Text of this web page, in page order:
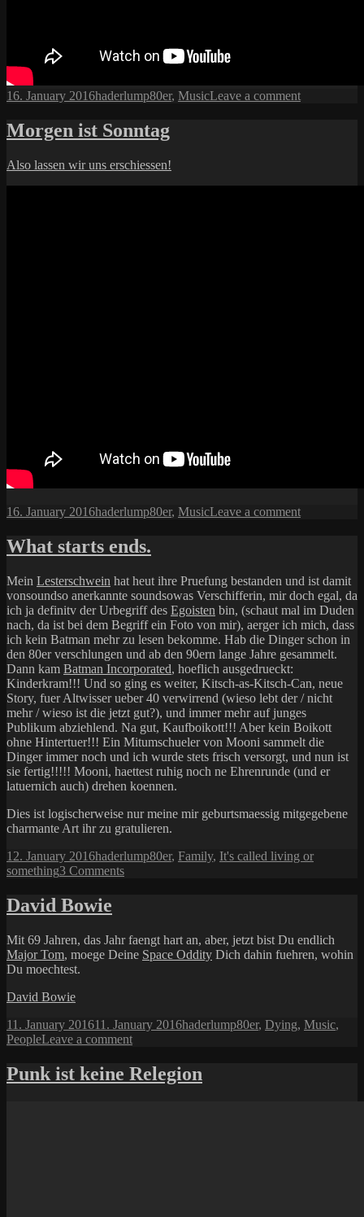
Posted
16. January 2016Author
haderlumpCategories
80er, MusicLeave a commenton
Morgen ist Sonntag
Also lassen wir uns erschiessen!
Posted
16. January 2016Author
haderlumpCategories
80er, MusicLeave a commenton
What starts ends.
Mein Lesterschwein hat heut ihre Pruefung bestanden und ist damit
vonsoundso anerkannte soundsowas Verschifferin, mir doch egal, da
ich ja definitv der Urbegriff des Egoisten bin, (schaut mal im Duden
nach, da ist bei dem Begriff ein Foto von mir), aerger ich mich, dass
ich kein Batman mehr zu lesen bekomme. Hab die Dinger schon in
den 80er verschlungen und ab den 90ern lange Jahre gesammelt.
Dann kam Batman Incorporated, hoeflich ausgedrueckt:
Kinderkram!!! Und so ging es weiter, Kitsch-as-Kitsch-Can, neue
Story, fuer Altwisser ueber 40 verwirrend (wieso lebt der / nicht
mehr / wieso ist die jetzt gut?), und immer mehr auf junges
Publikum abziehlend. Na gut, Kaufboikott!!! Aber kein Boikott
ohne Hintertuer!!! Ein Mitumschueler von Mooni sammelt die
Dinger immer noch und ich wurde stets frisch versorgt, und nun ist
sie fertig!!!!! Mooni, haettest ruhig noch ne Ehrenrunde (und er
latuernich auch) drehen koennen.
Dies ist logischerweise nur meine mir geburtsmaessig mitgegebene
charmante Art ihr zu gratulieren.
Posted
on
12. January 2016Author
haderlumpCategories
80er, Family, It's called living or
something3 Commentson
David Bowie
Mit 69 Jahren, das Jahr faengt hart an, aber, jetzt bist Du endlich
Major Tom, moege Deine Space Oddity Dich dahin fuehren, wohin
Du moechtest.
David Bowie
Posted
on
11. January 201611. January 2016Author
haderlumpCategories
80er, Dying, Music,
PeopleLeave a commenton
Bowie
Punk ist keine Relegion